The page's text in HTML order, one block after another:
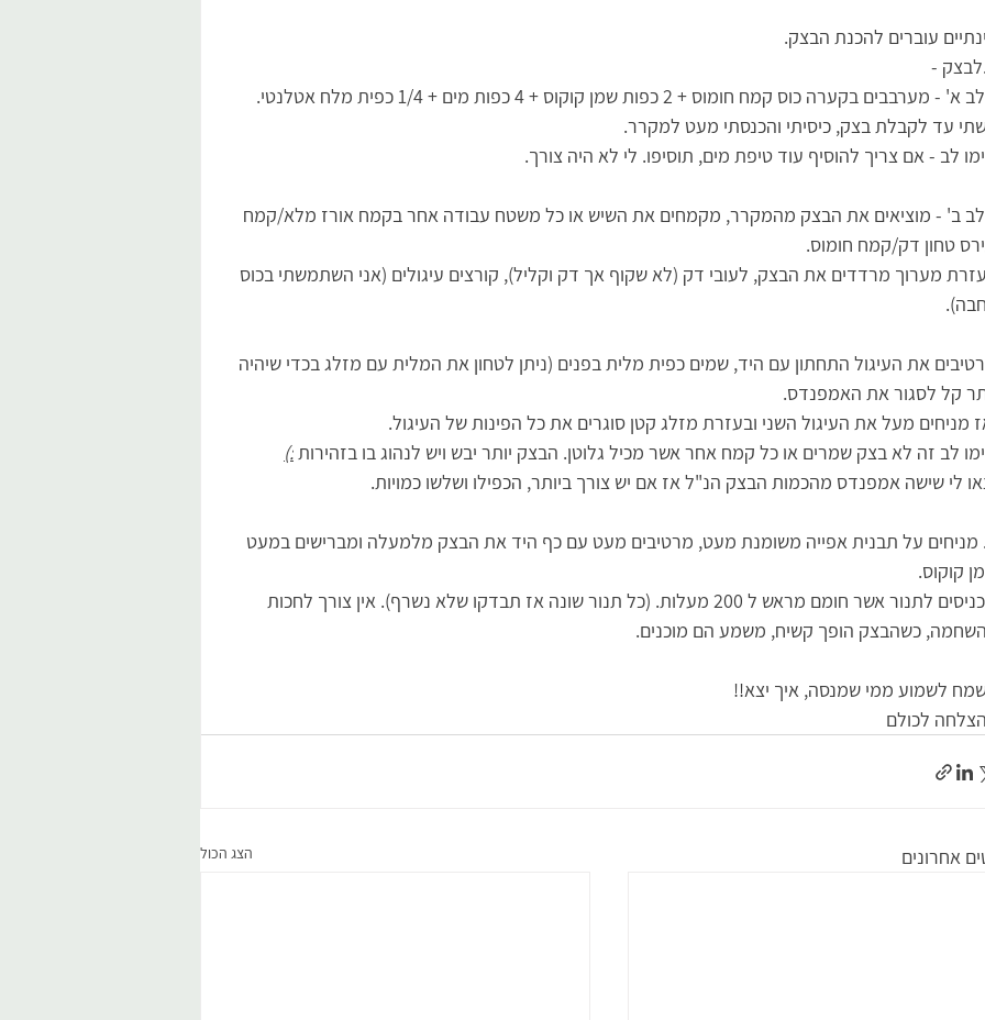
עוברים להכנת הבצק.
- מערבבים בקערה כוס קמח חומוס + 2 כפות שמן קוקוס + 4 כפות מים + 1/4 כפית מלח אטלנטי.
עד לקבלת בצק, כיסיתי והכנסתי מעט למקרר.
לב - אם צריך להוסיף עוד טיפת מים, תוסיפו. לי לא היה צורך.
ב' - מוציאים את הבצק מהמקרר, מקמחים את השיש או כל משטח עבודה אחר בקמח אורז מלא/קמח
טחון דק/קמח חומוס.
מערוך מרדדים את הבצק, לעובי דק (לא שקוף אך דק וקליל), קורצים עיגולים (אני השתמשתי בכוס
את העיגול התחתון עם היד, שמים כפית מלית בפנים (ניתן לטחון את המלית עם מזלג בכדי שיהיה
קל לסגור את האמפנדס.
מניחים מעל את העיגול השני ובעזרת מזלג קטן סוגרים את כל הפינות של העיגול.
לב זה לא בצק שמרים או כל קמח אחר אשר מכיל גלוטן. הבצק יותר יבש ויש לנהוג בו בזהירות :)
לי שישה אמפנדס מהכמות הבצק הנ"ל אז אם יש צורך ביותר, הכפילו ושלשו כמויות.
3. מניחים על תבנית אפייה משומנת מעט, מרטיבים מעט עם כף היד את הבצק מלמעלה ומברישים במעט
קוקוס.
מכניסים לתנור אשר חומם מראש ל 200 מעלות. (כל תנור שונה אז תבדקו שלא נשרף). אין צורך לחכות
כשהבצק הופך קשיח, משמע הם מוכנים.
לשמוע ממי שמנסה, איך יצא!!
לכולם
אחרונים הצג הכול